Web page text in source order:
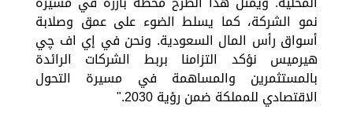
نمو الشركة، كما يسلط الضوء على عمق وصلابة
أسواق رأس المال السعودية. ونحن في إي اف چي
هيرميس نؤكد التزامنا بربط الشركات الرائدة
بالمستثمرين والمساهمة في مسيرة التحول
الاقتصادي للمملكة ضمن رؤية 2030."